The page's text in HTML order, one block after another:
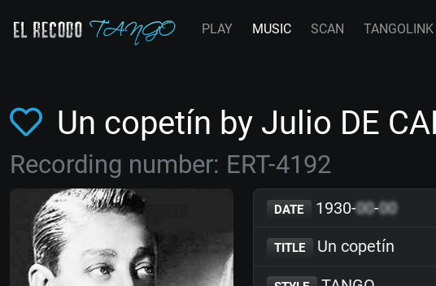
PLAY MUSIC SCAN TANGOLINK
Un copetín by Julio DE
Recording number: ERT-4192
DATE 1930-00-00
TITLE Un copetín